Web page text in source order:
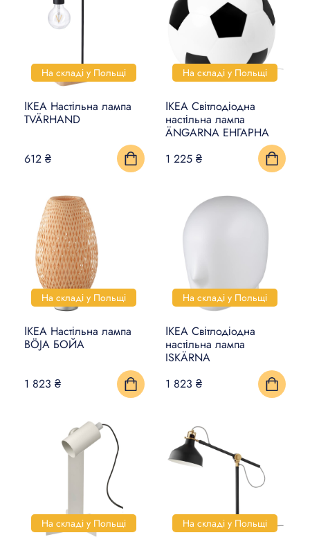
На складі у Польщі
ІКЕА Настільна лампа
TVÄRHAND
612 ₴
На складі у Польщі
ІКЕА Світлодіодна
настільна лампа
ÄNGARNA ЕНГАРНА
1 225 ₴
На складі у Польщі
ІКЕА Настільна лампа
BÖJA БОЙА
1 823 ₴
На складі у Польщі
ІКЕА Світлодіодна
настільна лампа
ISKÄRNA
1 823 ₴
На складі у Польщі На складі у Польщі